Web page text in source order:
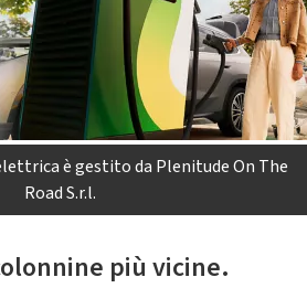
è gestito da Plenitude On The
Road S.r.l.
più vicine.